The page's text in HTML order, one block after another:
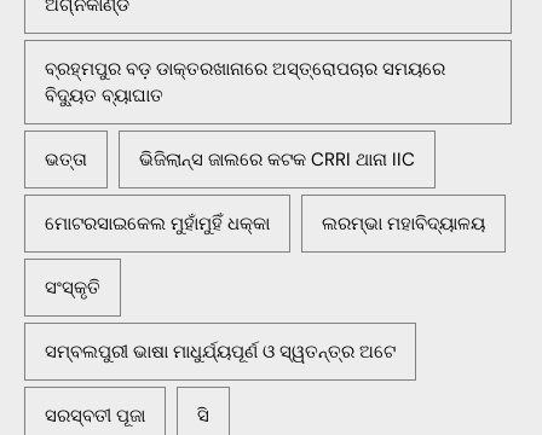
ଅଗ୍ନିକାଣ୍ଡ
ବ୍ରହ୍ମପୁର ବଡ଼ ଡାକ୍ତରଖାନାରେ ଅସ୍ତ୍ରୋପଚାର ସମୟରେ
ବିଦ୍ୟୁତ ବ୍ୟାଘାତ
ଭତ୍ତା ଭିଜିଲାନ୍ସ ଜାଲରେ କଟକ CRRI ଥାନା IIC
ମୋଟରସାଇକେଲ ମୁହାଁମୁହିଁ ଧକ୍କା ଲରମ୍ଭା ମହାବିଦ୍ୟାଳୟ
ସଂସ୍କୃତି
ସମ୍ବଲପୁରୀ ଭାଷା ମାଧୁର୍ଯ୍ୟପୂର୍ଣ ଓ ସ୍ୱତନ୍ତ୍ର ଅଟେ
ସରସ୍ବତୀ ପୂଜା ସି